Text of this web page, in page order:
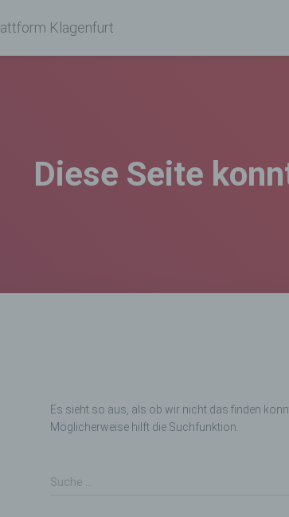
Klagenfurt
Diese Seite
Es sieht so aus, als ob wir nicht das finden
Möglicherweise hilft die Suchfunktion.
Suche
Suche …